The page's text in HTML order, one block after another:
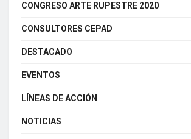
CONGRESO ARTE RUPESTRE 2020
CONSULTORES CEPAD
DESTACADO
EVENTOS
LÍNEAS DE ACCIÓN
NOTICIAS